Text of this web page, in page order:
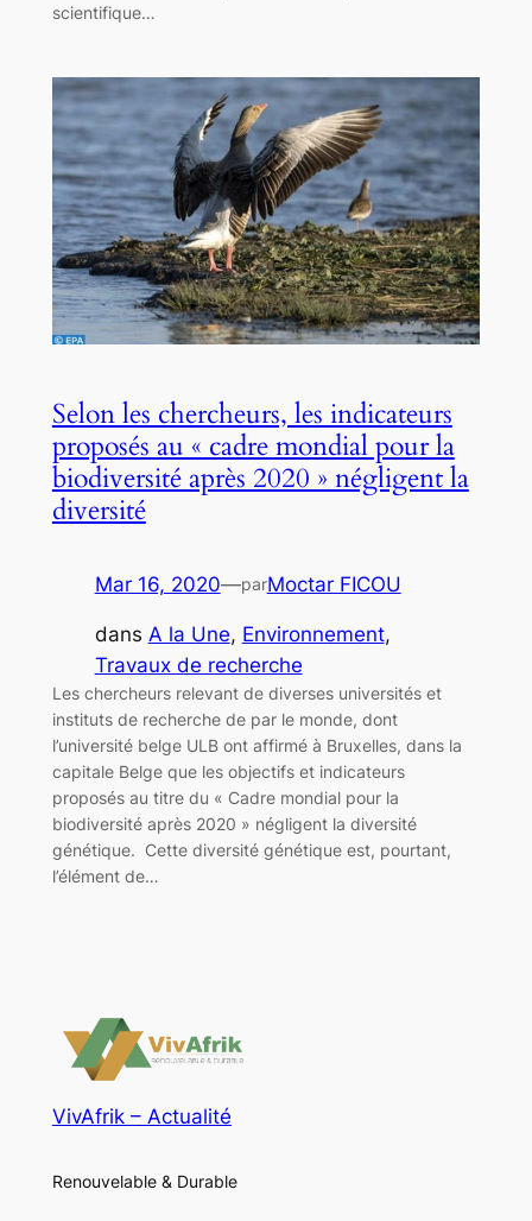
scientifique…
Selon les chercheurs, les indicateurs
proposés au « cadre mondial pour la
biodiversité après 2020 » négligent la
diversité
Mar 16, 2020—parMoctar FICOU
dans A la Une, Environnement
Travaux de recherche
Les chercheurs relevant de diverses universités et
instituts de recherche de par le monde, dont
l’université belge ULB ont affirmé à Bruxelles, dans la
capitale Belge que les objectifs et indicateurs
proposés au titre du « Cadre mondial pour la
biodiversité après 2020 » négligent la diversité
génétique. Cette diversité génétique est, pourtant,
l’élément de…
VivAfrik – Actualité
Renouvelable & Durable